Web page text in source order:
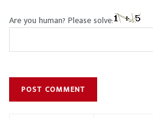
Are you human? Please solve: